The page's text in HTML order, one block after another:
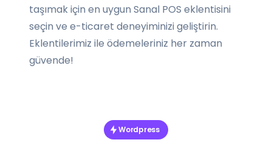
taşımak için en uygun Sanal POS eklentisini
seçin ve e-ticaret deneyiminizi geliştirin.
Eklentilerimiz ile ödemeleriniz her zaman
güvende!
Wordpress